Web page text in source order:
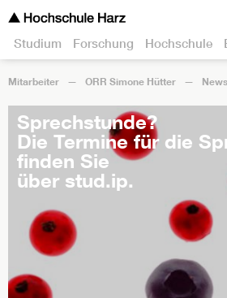
Studium Forschung Hochschule
Mitarbeiter ORR Simone Hütter News
Sprechstunde?
Die Termine für die
finden Sie
über stud.ip.